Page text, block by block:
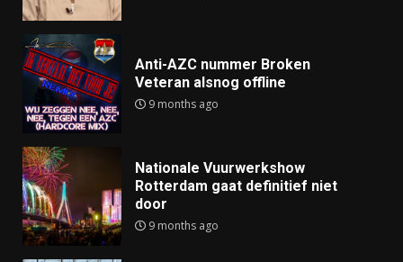
Anti-AZC nummer Broken
Veteran alsnog offline
9 months ago
Nationale Vuurwerkshow
Rotterdam gaat definitief niet
door
9 months ago